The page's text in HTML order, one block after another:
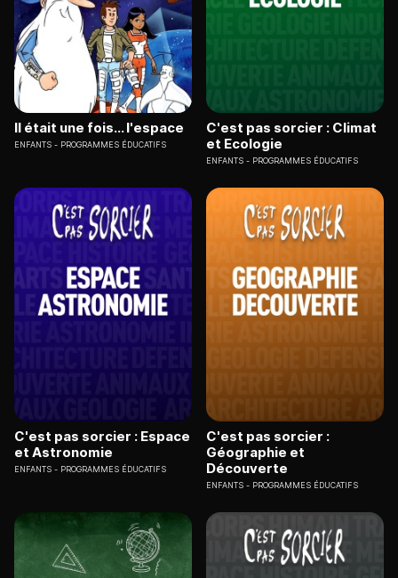
Il était une fois... l'espace
ENFANTS PROGRAMMES ÉDUCATIFS
C'est pas sorcier : Climat
et Ecologie
ENFANTS PROGRAMMES ÉDUCATIFS
C'est pas sorcier : Espace
et Astronomie
ENFANTS PROGRAMMES ÉDUCATIFS
C'est pas sorcier :
Géographie et
Découverte
ENFANTS PROGRAMMES ÉDUCATIFS